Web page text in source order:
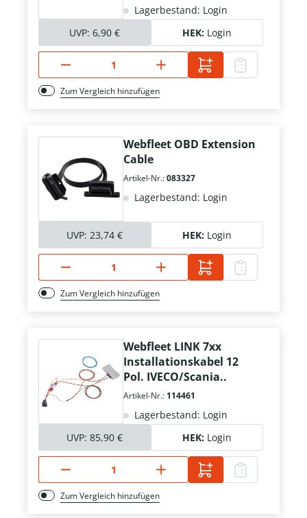
Lagerbestand: Login
UVP: 6,90 € HEK: Login
Zum Vergleich hinzufügen
Webfleet OBD Extension
Cable
Artikel-Nr.:083327
Lagerbestand: Login
UVP: 23,74 € HEK: Login
Zum Vergleich hinzufügen
Webfleet LINK 7xx
Installationskabel 12
Pol. IVECO/Scania..
Artikel-Nr.: 114461
Lagerbestand: Login
UVP: 85,90 € HEK: Login
Zum Vergleich hinzufügen